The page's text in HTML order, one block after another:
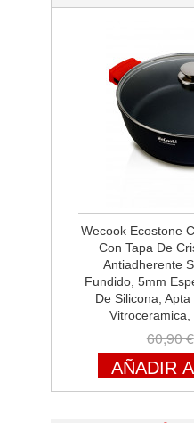
Wecook Ecostone
Con Tapa De
Antiadherente
Fundido, 5mm
De Silicona, Apta
60,90 €
AÑADIR